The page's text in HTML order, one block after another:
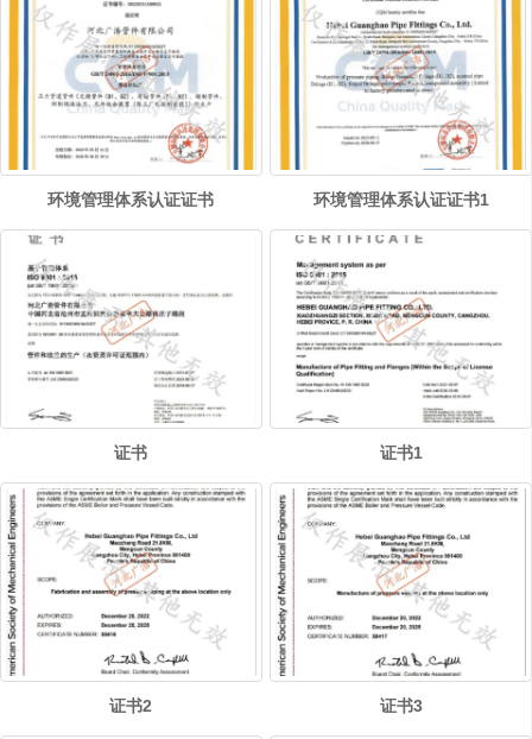
环境管理体系认证证书 环境管理体系认证证书1
证书 证书1
证书2 证书3